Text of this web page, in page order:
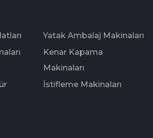
Yatak Ambalaj Makinaları
Kenar Kapama
Makinaları
İstifleme Makinaları